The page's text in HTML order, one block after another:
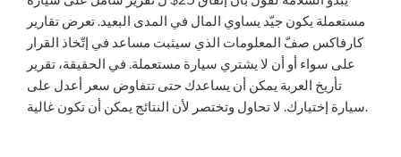
مستعملة يكون جيّد يساوي المال في المدى البعيد. تعرض تقارير
كارفاكس صفّ المعلومات الذي سيثبت مساعد في إتّخاذ القرار
على سواء أو أن لا يشتري سيارة مستعملة. في الحقيقة، تقرير
تأريخ العربة يمكن أن يساعدك حتى تتفاوض سعر أعدل على
سيارة إختيارك. لا تحاول وتختصر لأن النتائج يمكن أن تكون غالية.